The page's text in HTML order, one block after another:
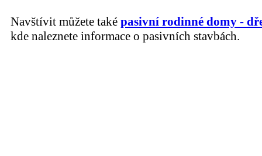
Navštívit můžete také pasivní rodinné domy -
kde naleznete informace o pasivních stavbách.